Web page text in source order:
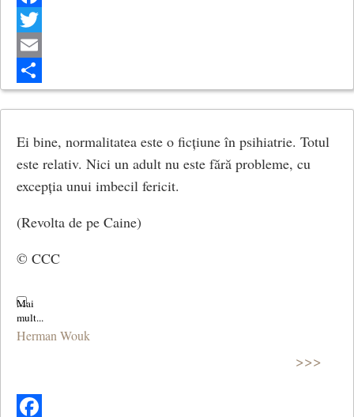
Facebook
Twitter
Email
Share
Ei bine, normalitatea este o ficțiune în psihiatrie. Totul
este relativ. Nici un adult nu este fără probleme, cu
excepția unui imbecil fericit.
(Revolta de pe Caine)
© CCC
Herman Wouk
>>>